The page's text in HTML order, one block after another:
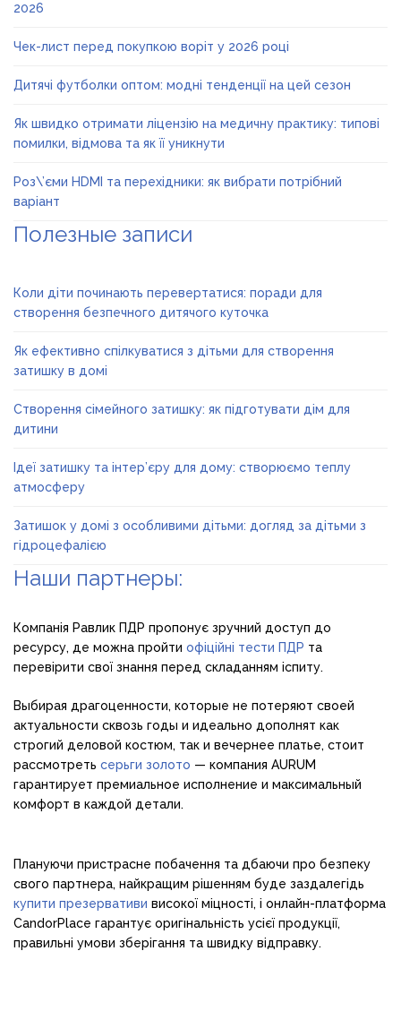
2026
Чек-лист перед покупкою воріт у 2026 році
Дитячі футболки оптом: модні тенденції на цей сезон
Як швидко отримати ліцензію на медичну практику: типові
помилки, відмова та як її уникнути
Роз\’єми HDMI та перехідники: як вибрати потрібний
варіант
Полезные записи
Коли діти починають перевертатися: поради для
створення безпечного дитячого куточка
Як ефективно спілкуватися з дітьми для створення
затишку в домі
Створення сімейного затишку: як підготувати дім для
дитини
Ідеї затишку та інтер’єру для дому: створюємо теплу
атмосферу
Затишок у домі з особливими дітьми: догляд за дітьми з
гідроцефалією
Наши партнеры:
Компанія Равлик ПДР пропонує зручний доступ до
ресурсу, де можна пройти офіційні тести ПДР та
перевірити свої знання перед складанням іспиту.
Выбирая драгоценности, которые не потеряют своей
актуальности сквозь годы и идеально дополнят как
строгий деловой костюм, так и вечернее платье, стоит
рассмотреть серьги золото — компания AURUM
гарантирует премиальное исполнение и максимальный
комфорт в каждой детали.
Плануючи пристрасне побачення та дбаючи про безпеку
свого партнера, найкращим рішенням буде заздалегідь
купити презервативи високої міцності, і онлайн-платформа
CandorPlace гарантує оригінальність усієї продукції,
правильні умови зберігання та швидку відправку.